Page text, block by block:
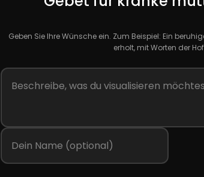
Geben Sie Ihre Wünsche ein. Zum Beispiel: Ein
erholt, mit Worten der